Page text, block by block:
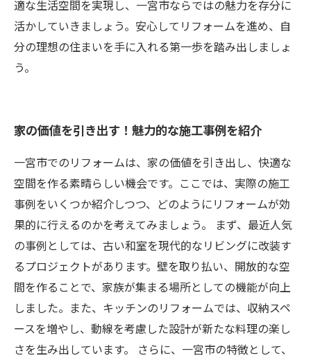
適な生活空間を実現し、一宮市ならではの魅力を存分に
活かしていきましょう。安心してリフォームを進め、自
分の理想の住まいを手に入れる第一歩を踏み出しましょ
う。
家の価値を引き出す！魅力的な施工事例を紹介
一宮市でのリフォームは、家の価値を引き出し、快適な
空間を作る素晴らしい機会です。ここでは、実際の施工
事例をいくつか紹介しつつ、どのようにリフォームが効
果的に行えるのかを考えてみましょう。 まず、最近人気
の事例としては、古い和室を現代的なリビングに改装す
るプロジェクトがあります。壁を取り払い、開放的な空
間を作ることで、家族が集まる場所としての機能が向上
しました。また、キッチンのリフォームでは、収納スペ
ースを増やし、動線を考慮した設計が新たな料理の楽し
さを生み出しています。 さらに、一宮市の特徴として、